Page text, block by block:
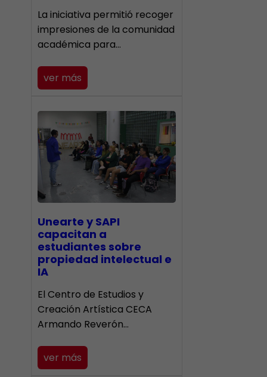
La iniciativa permitió recoger
impresiones de la comunidad
académica para…
ver más
Unearte y SAPI
capacitan a
estudiantes sobre
propiedad intelectual e
IA
El Centro de Estudios y
Creación Artística CECA
Armando Reverón…
ver más